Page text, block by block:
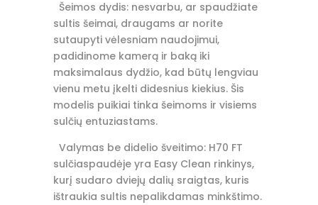
Šeimos dydis: nesvarbu, ar spaudžiate
sultis šeimai, draugams ar norite
sutaupyti vėlesniam naudojimui,
padidinome kamerą ir baką iki
maksimalaus dydžio, kad būtų lengviau
vienu metu įkelti didesnius kiekius. Šis
modelis puikiai tinka šeimoms ir visiems
sulčių entuziastams.
Valymas be didelio šveitimo: H70 FT
sulčiaspaudėje yra Easy Clean rinkinys,
kurį sudaro dviejų dalių sraigtas, kuris
ištraukia sultis nepalikdamas minkštimo.